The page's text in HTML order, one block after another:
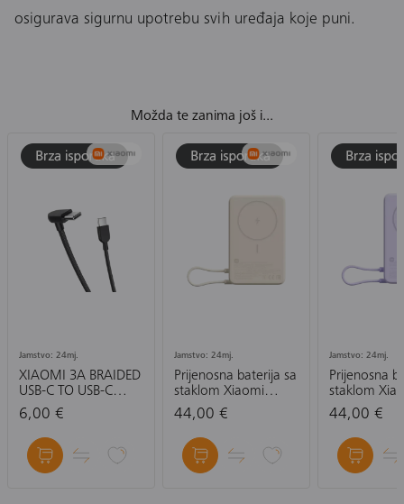
osigurava sigurnu upotrebu svih uređaja koje puni.
Možda te zanima još i...
Jamstvo: 24mj.
XIAOMI 3A BRAIDED
USB-C TO USB-C
CABLE (10CM)-
KABEL
6,00 €
Jamstvo: 24mj.
Prijenosna baterija sa
staklom Xiaomi
Magnetic Power
Bank 10000 mAh
with Built-in Stand,
ljubičasta, bež
44,00 €
Jamstvo: 24mj.
Prijenosna
staklom
Magnetic
Bank 10000
with Built-in
ljubičasta
44,00 €